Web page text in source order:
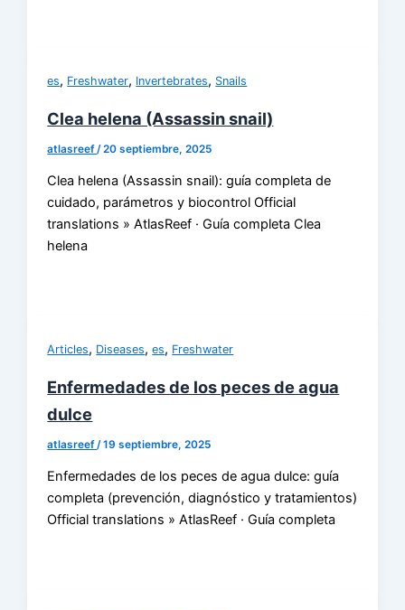
es, Freshwater, Invertebrates, Snails
Clea helena (Assassin snail)
atlasreef /20 septiembre, 2025
Clea helena (Assassin snail): guía completa de
cuidado, parámetros y biocontrol Official
translations » AtlasReef · Guía completa Clea
helena
Articles, Diseases,es, Freshwater
Enfermedades de los peces de agua
dulce
atlasreef/19 septiembre, 2025
Enfermedades de los peces de agua dulce: guía
completa (prevención, diagnóstico y tratamientos)
Official translations » AtlasReef · Guía completa